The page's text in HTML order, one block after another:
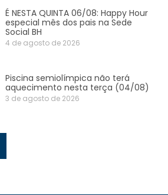
É NESTA QUINTA 06/08: Happy Hour
especial mês dos pais na Sede
Social BH
4 de agosto de 2026
Piscina semiolímpica não terá
aquecimento nesta terça (04/08)
3 de agosto de 2026